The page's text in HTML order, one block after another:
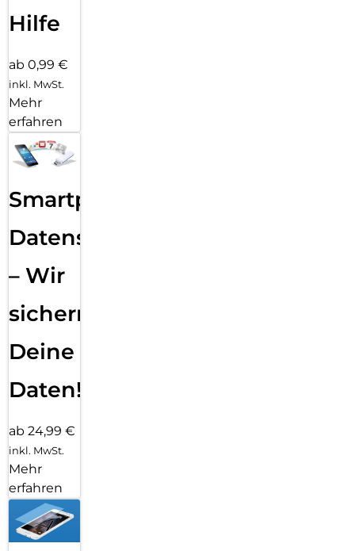
Hilfe
ab 0,99 €
inkl. MwSt.
Mehr
erfahren
Smartphone
Datensicherung
– Wir
sichern
Deine
Daten!
ab 24,99 €
inkl. MwSt.
Mehr
erfahren